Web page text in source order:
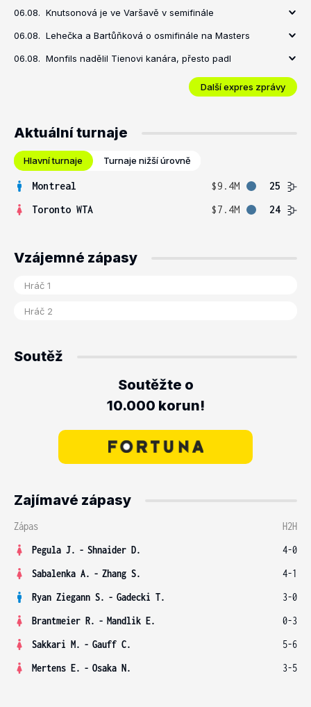
06.08. Knutsonová je ve Varšavě v semifinále
06.08. Lehečka a Bartůňková o osmifinále na Masters
06.08. Monfils nadělil Tienovi kanára, přesto padl
Další expres zprávy
Aktuální turnaje
Hlavní turnaje Turnaje nižší úrovně
Montreal $9.4M
25
Toronto WTA
$7.4M 24
Vzájemné zápasy
Soutěž
Soutěžte o
10.000 korun!
Zajímavé zápasy
Zápas
H2H
Pegula J. - Shnaider D.
4-0
Sabalenka A. - Zhang S.
4-1
Ryan Ziegann S. - Gadecki T.
3-0
Brantmeier R. - Mandlik E.
0-3
Sakkari M. - Gauff C.
5-6
Mertens E. - Osaka N. 3-5